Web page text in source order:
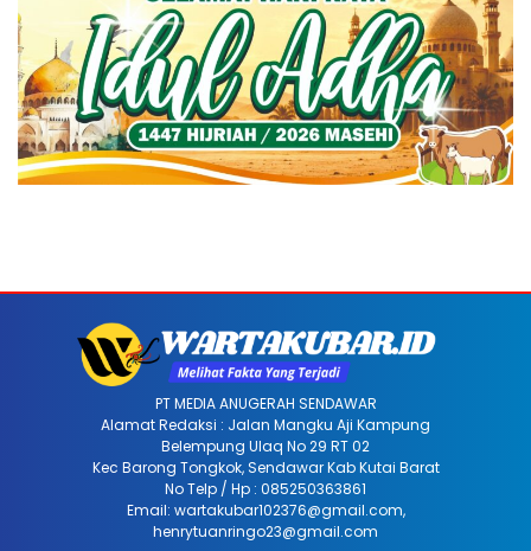
PT MEDIA ANUGERAH SENDAWAR
Alamat Redaksi : Jalan Mangku Aji Kampung
Belempung Ulaq No 29 RT 02
Kec Barong Tongkok, Sendawar Kab Kutai Barat
No Telp / Hp : 085250363861
Email: wartakubar102376@gmail.com,
henrytuanringo23@gmail.com